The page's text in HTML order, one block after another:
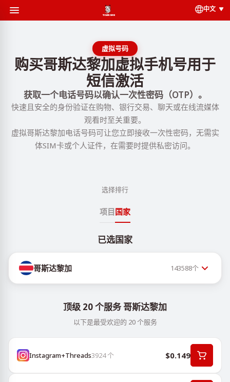
中文
虚拟号码
购买哥斯达黎加虚拟手机号用于
短信激活
获取一个电话号码以确认一次性密码（OTP）。
快速且安全的身份验证在购物、银行交易、聊天或在线流媒体
观看时至关重要。
虚拟哥斯达黎加电话号码可让您立即接收一次性密码，无需实
体SIM卡或个人证件，在需要时提供私密访问。
选择排行
项目国家
已选国家
哥斯达黎加 143588个
顶级 20 个服务 哥斯达黎加
以下是最受欢迎的 20 个服务
Instagram+Threads3924个 $0.149